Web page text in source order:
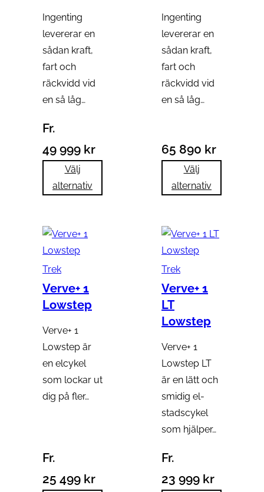
Ingenting
levererar en
sådan kraft,
fart och
räckvidd vid
en så låg…
Fr.
49 999 kr
Välj
alternativ
Ingenting
levererar en
sådan kraft,
fart och
räckvidd vid
en så låg…
65 890 kr
Välj
alternativ
Trek
Verve+ 1
Lowstep
Verve+ 1
Lowstep är
en elcykel
som lockar ut
dig på fler…
Fr.
25 499 kr
Trek
Verve+ 1
LT
Lowstep
Verve+ 1
Lowstep LT
är en lätt och
smidig el-
stadscykel
som hjälper…
Fr.
23 999 kr